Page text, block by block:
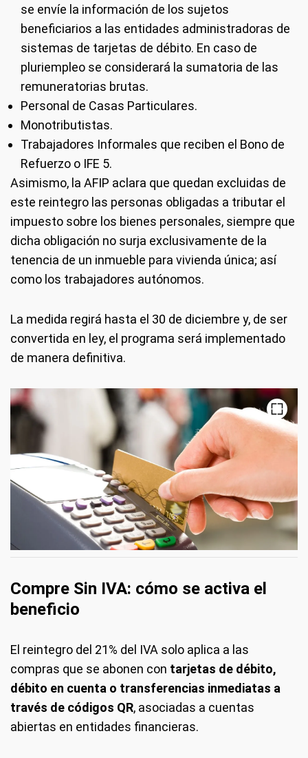
se envíe la información de los sujetos
beneficiarios a las entidades administradoras de
sistemas de tarjetas de débito. En caso de
pluriempleo se considerará la sumatoria de las
remuneratorias brutas.
Personal de Casas Particulares.
Monotributistas.
Trabajadores Informales que reciben el Bono de
Refuerzo o IFE 5.
Asimismo, la AFIP aclara que quedan excluidas de
este reintegro las personas obligadas a tributar el
impuesto sobre los bienes personales, siempre que
dicha obligación no surja exclusivamente de la
tenencia de un inmueble para vivienda única; así
como los trabajadores autónomos.
La medida regirá hasta el 30 de diciembre y, de ser
convertida en ley, el programa será implementado
de manera definitiva.
Compre Sin IVA: cómo se activa el
beneficio
El reintegro del 21% del IVA solo aplica a las
compras que se abonen con tarjetas de débito,
débito en cuenta o transferencias inmediatas a
través de códigos QR, asociadas a cuentas
abiertas en entidades financieras.